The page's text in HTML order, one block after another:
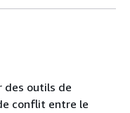
des outils de
conflit entre le